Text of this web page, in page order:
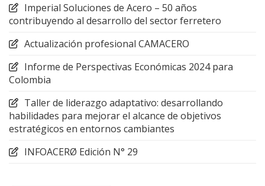
Imperial Soluciones de Acero – 50 años
contribuyendo al desarrollo del sector ferretero
Actualización profesional CAMACERO
Informe de Perspectivas Económicas 2024 para
Colombia
Taller de liderazgo adaptativo: desarrollando
habilidades para mejorar el alcance de objetivos
estratégicos en entornos cambiantes
INFOACERØ Edición N° 29